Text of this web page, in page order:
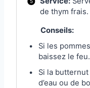
de thym frais.
Conseils:
Si les
baissez le feu.
Si la
d’eau ou de